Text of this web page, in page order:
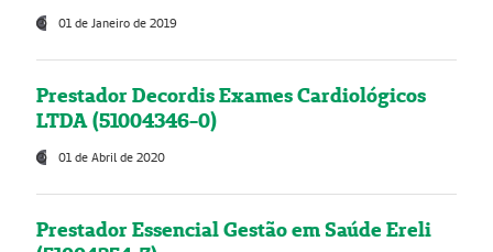
01 de Janeiro de 2019
Prestador Decordis Exames Cardiológicos
LTDA (51004346-0)
01 de Abril de 2020
Prestador Essencial Gestão em Saúde Ereli